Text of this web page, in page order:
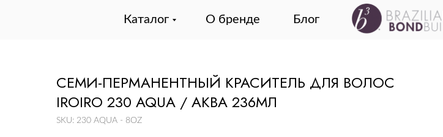
Каталог О бренде Блог
СЕМИ-ПЕРМАНЕНТНЫЙ КРАСИТЕЛЬ ДЛЯ ВОЛОС
IROIRO 230 AQUA / АКВА 236МЛ
SKU: 230 AQUA - 8OZ